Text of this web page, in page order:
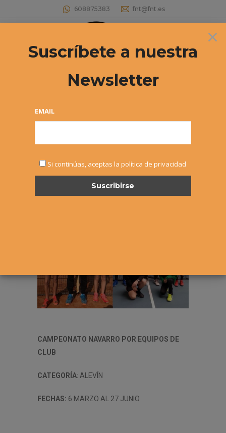
608875383 fnt@fnt.es
Buscar:
CAMPEONATO NAVARRO POR
CAMPEONATO NAVARRO POR EQUIPOS DE
CLUB
CATEGORÍA: ALEVÍN
FECHAS: 6 MARZO AL 27 JUNIO
×
Suscríbete a nuestra
Newsletter
EMAIL
Si continúas, aceptas la política de privacidad